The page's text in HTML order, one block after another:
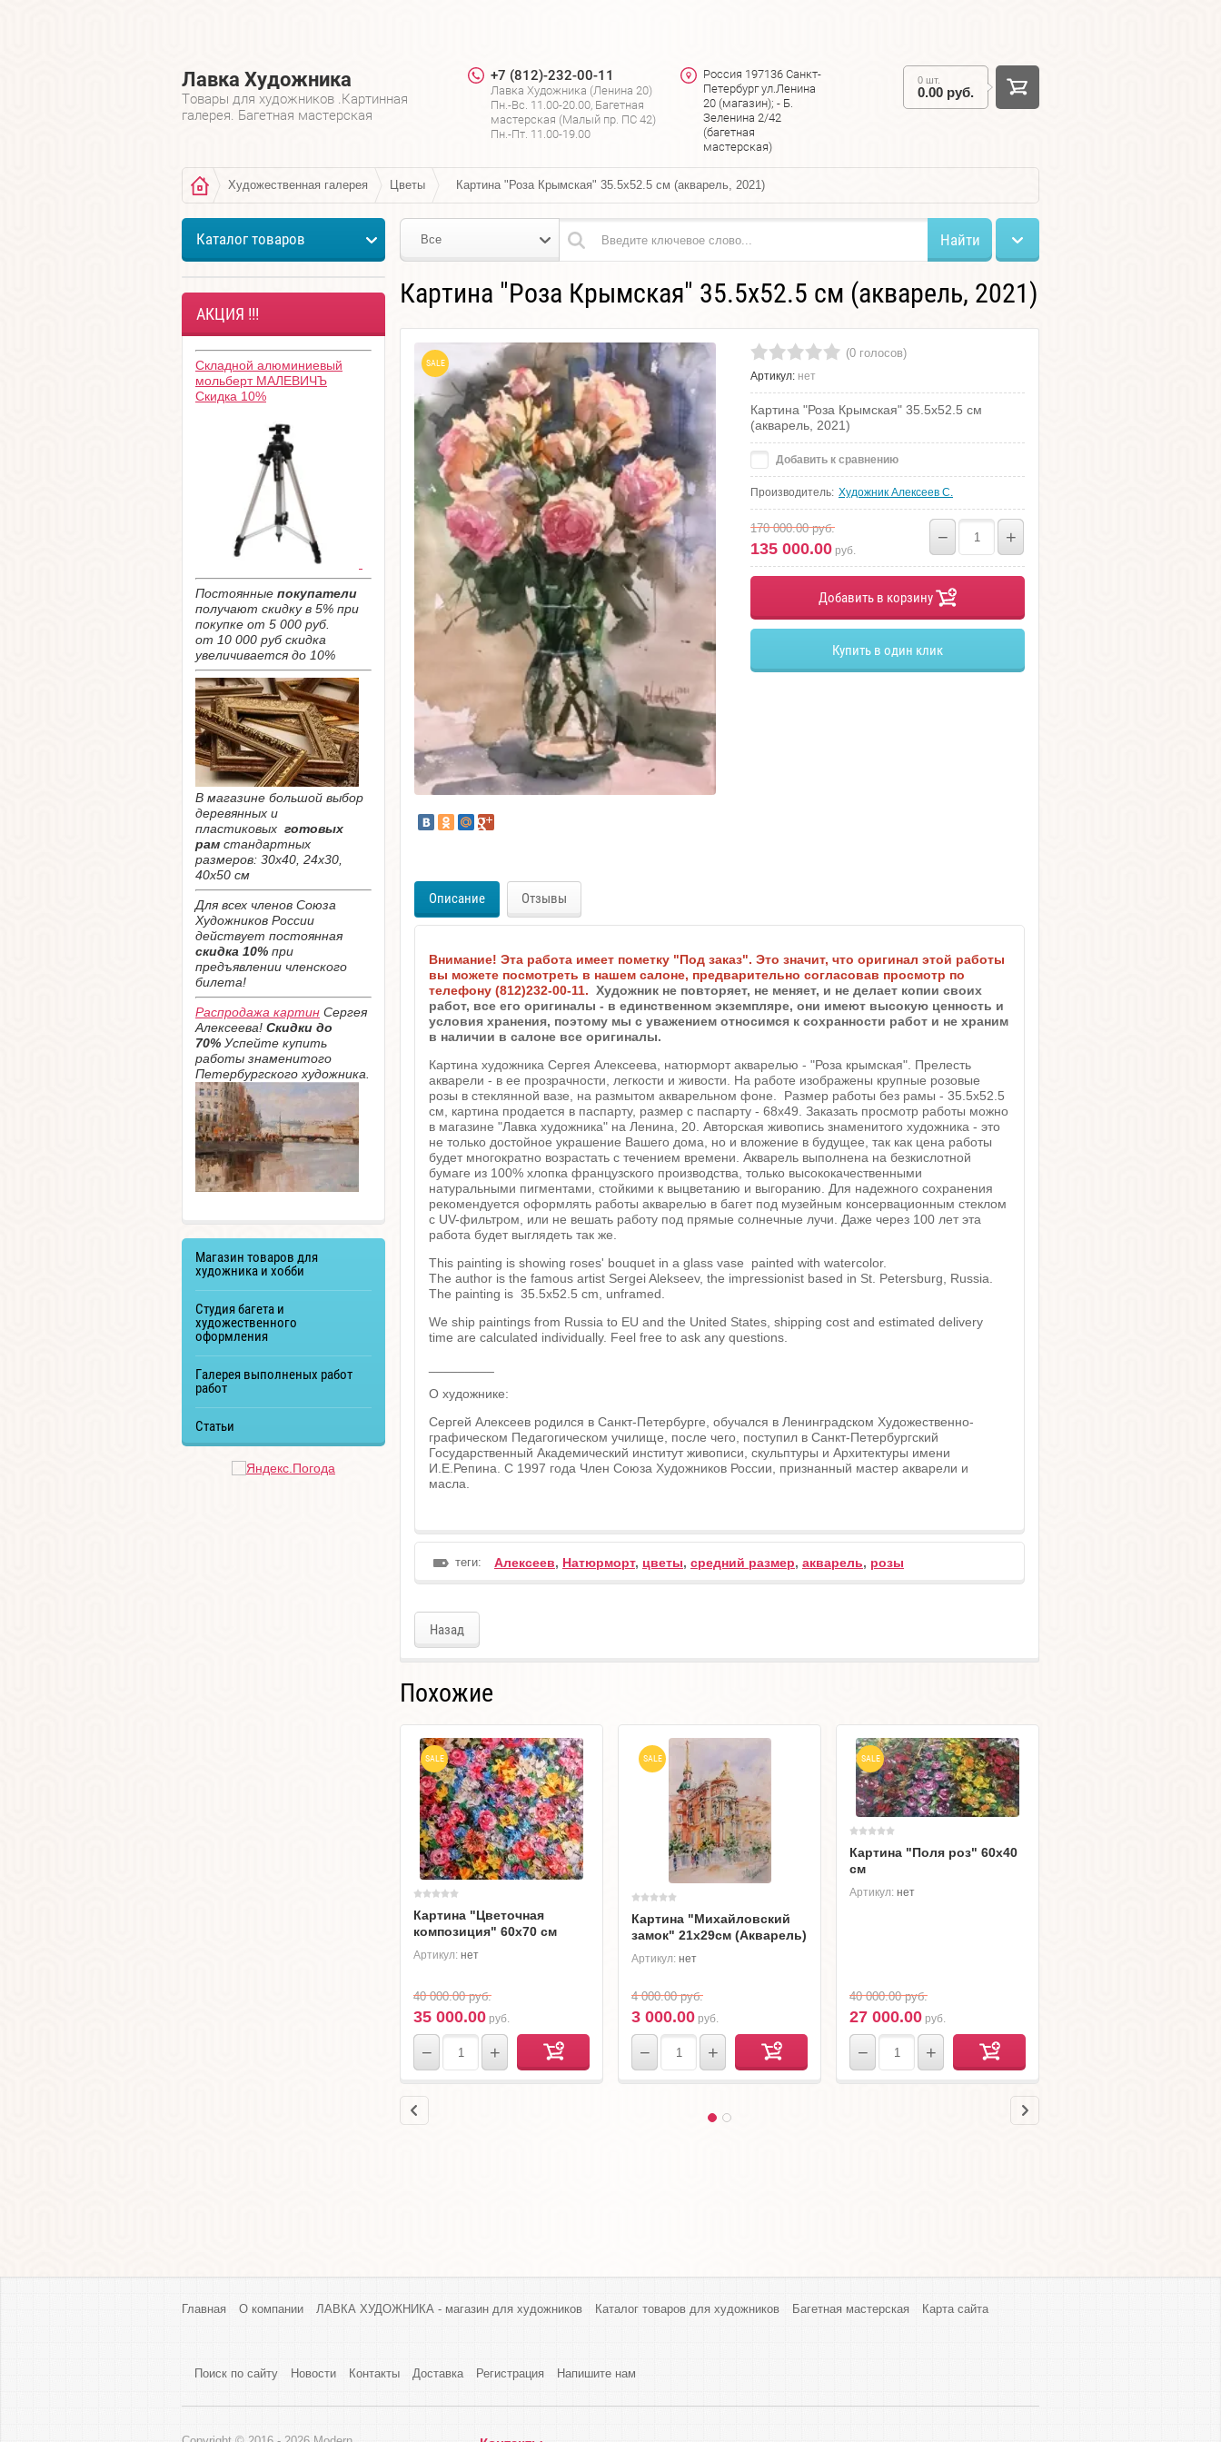
Лавка Художника
Товары для художников .Картинная
галерея. Багетная мастерская
+7 (812)-232-00-11
Лавка Художника (Ленина 20)
Пн.-Вс. 11.00-20.00, Багетная
мастерская (Малый пр. ПС 42)
Пн.-Пт. 11.00-19.00
Россия 197136 Санкт-
Петербург ул.Ленина
20 (магазин); - Б.
Зеленина 2/42
(багетная
мастерская)
0 шт.
0.00 руб.
Художественная галерея Цветы Картина "Роза Крымская" 35.5х52.5 см (акварель, 2021)
Каталог товаров
АКЦИЯ !!!
Складной алюминиевый
мольберт МАЛЕВИЧЪ
Скидка 10%
Постоянные покупатели
получают скидку в 5% при
покупке от 5 000 руб.
от 10 000 руб скидка
увеличивается до 10%
В магазине большой выбор
деревянных и
пластиковых готовых
рам стандартных
размеров: 30х40, 24х30,
40х50 см
Для всех членов Союза
Художников России
действует постоянная
скидка 10% при
предъявлении членского
билета!
Распродажа картин Сергея
Алексеева! Скидки до
70% Успейте купить
работы знаменитого
Петербургского художника.
Магазин товаров для
художника и хобби
Студия багета и
художественного
оформления
Галерея выполненых работ
работ
Статьи
Все Найти
Картина "Роза Крымская" 35.5х52.5 см (акварель, 2021)
SALE
(0 голосов)
Артикул: нет
Картина "Роза Крымская" 35.5х52.5 см
(акварель, 2021)
Добавить к сравнению
Производитель: Художник Алексеев С.
170 000.00руб.
135 000.00 руб.
− +
Добавить в корзину
Купить в один клик
Описание Отзывы
Внимание! Эта работа имеет пометку "Под заказ". Это значит, что оригинал этой работы
вы можете посмотреть в нашем салоне, предварительно согласовав просмотр по
телефону (812)232-00-11. Художник не повторяет, не меняет, и не делает копии своих
работ, все его оригиналы - в единственном экземпляре, они имеют высокую ценность и
условия хранения, поэтому мы с уважением относимся к сохранности работ и не храним
в наличии в салоне все оригиналы.
Картина художника Сергея Алексеева, натюрморт акварелью - "Роза крымская". Прелесть
акварели - в ее прозрачности, легкости и живости. На работе изображены крупные розовые
розы в стеклянной вазе, на размытом акварельном фоне. Размер работы без рамы - 35.5х52.5
см, картина продается в паспарту, размер с паспарту - 68х49. Заказать просмотр работы можно
в магазине "Лавка художника" на Ленина, 20. Авторская живопись знаменитого художника - это
не только достойное украшение Вашего дома, но и вложение в будущее, так как цена работы
будет многократно возрастать с течением времени. Акварель выполнена на безкислотной
бумаге из 100% хлопка французского производства, только высококачественными
натуральными пигментами, стойкими к выцветанию и выгоранию. Для надежного сохранения
рекомендуется оформлять работы акварелью в багет под музейным консервационным стеклом
с UV-фильтром, или не вешать работу под прямые солнечные лучи. Даже через 100 лет эта
работа будет выглядеть так же.
This painting is showing roses' bouquet in a glass vase painted with watercolor.
The author is the famous artist Sergei Alekseev, the impressionist based in St. Petersburg, Russia.
The painting is 35.5х52.5 cm, unframed.
We ship paintings from Russia to EU and the United States, shipping cost and estimated delivery
time are calculated individually. Feel free to ask any questions.
О художнике:
Сергей Алексеев родился в Санкт-Петербурге, обучался в Ленинградском Художественно-
графическом Педагогическом училище, после чего, поступил в Санкт-Петербургский
Государственный Академический институт живописи, скульптуры и Архитектуры имени
И.Е.Репина. С 1997 года Член Союза Художников России, признанный мастер акварели и
масла.
теги: Алексеев, Натюрморт, цветы, средний размер, акварель, розы
Назад
Похожие
SALE
Картина "Цветочная
композиция" 60х70 см
Артикул: нет
40 000.00руб.
35 000.00 руб.
− +
SALE
Картина "Михайловский
замок" 21х29см (Акварель)
Артикул: нет
4 000.00руб.
3 000.00 руб.
− +
SALE
Картина "Поля роз" 60х40
см
Артикул: нет
40 000.00руб.
27 000.00 руб.
− +
Главная О компании ЛАВКА ХУДОЖНИКА - магазин для художников Каталог товаров для художников Багетная мастерская Карта сайта
Поиск по сайту Новости Контакты Доставка Регистрация Напишите нам